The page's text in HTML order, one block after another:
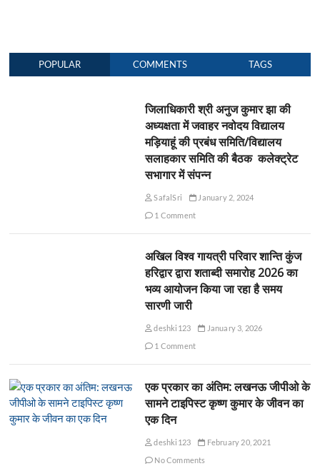
POPULAR COMMENTS TAGS
जिलाधिकारी श्री अनुज कुमार झा की
अध्यक्षता में जवाहर नवोदय विद्यालय
मड़ियाहूं की प्रबंध समिति/विद्यालय
सलाहकार समिति की बैठक कलेक्ट्रेट
सभागार में संपन्न
SafalSri
January 2, 2024
1 Comment
अखिल विश्व गायत्री परिवार शान्ति कुंज
हरिद्वार द्वारा शताब्दी समारोह 2026 का
भव्य आयोजन किया जा रहा है समय
सारणी जारी
deshki123
January 3, 2026
1 Comment
एक प्रकार का अंतिम: लखनऊ जीपीओ के
सामने टाइपिस्ट कृष्ण कुमार के जीवन का
एक दिन
deshki123
February 20, 2021
No Comments